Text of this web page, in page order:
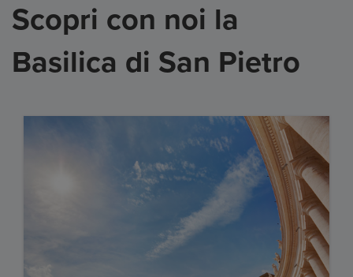
Scopri con noi la
Basilica di San Pietro